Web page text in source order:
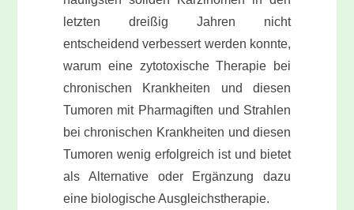
letzten dreißig Jahren nicht
entscheidend verbessert werden konnte,
warum eine zytotoxische Therapie bei
chronischen Krankheiten und diesen
Tumoren mit Pharmagiften und Strahlen
bei chronischen Krankheiten und diesen
Tumoren wenig erfolgreich ist und bietet
als Alternative oder Ergänzung dazu
eine biologische Ausgleichstherapie.